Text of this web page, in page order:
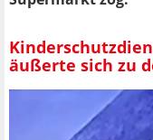
äußerte sich zu